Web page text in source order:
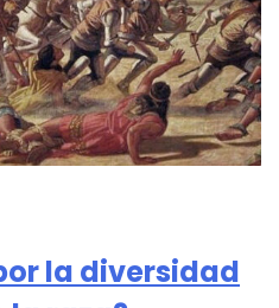
la diversidad